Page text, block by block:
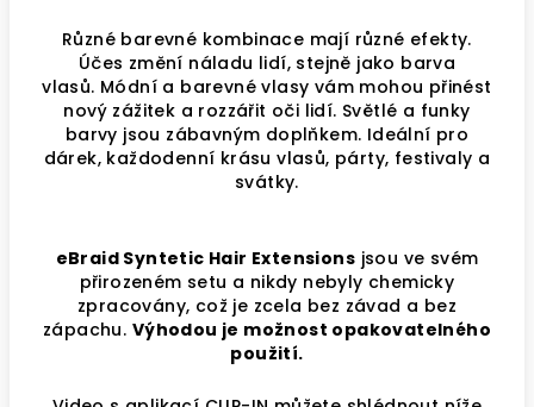
Různé barevné kombinace mají různé efekty.
Účes změní náladu lidí, stejně jako barva
vlasů. Módní a barevné vlasy vám mohou přinést
nový zážitek a rozzářit oči lidí. Světlé a funky
barvy jsou zábavným doplňkem. Ideální pro
dárek, každodenní krásu vlasů, párty, festivaly a
svátky.
eBraid Syntetic Hair Extensions jsou ve svém
přirozeném setu a nikdy nebyly chemicky
zpracovány, což je zcela bez závad a bez
zápachu. Výhodou je možnost opakovatelného
použití.